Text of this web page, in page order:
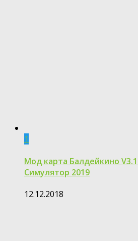
1
Мод карта Балдейкино V3.1
Симулятор 2019
12.12.2018